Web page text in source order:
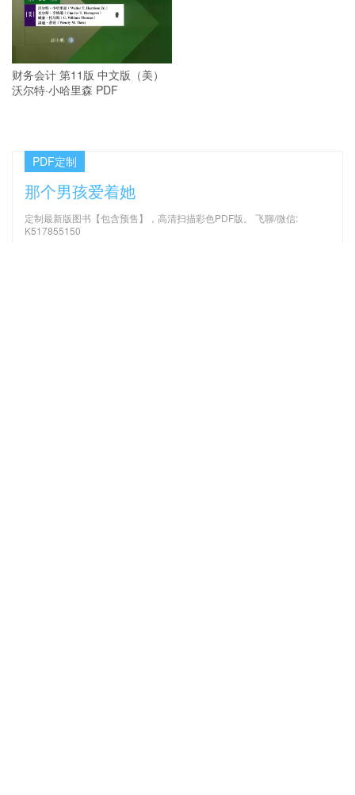
财务会计 第11版 中文版（美）
沃尔特·小哈里森 PDF
PDF定制
那个男孩爱着她
定制最新版图书【包含预售】，高清扫描彩色PDF版。 飞聊/微信:
K517855150